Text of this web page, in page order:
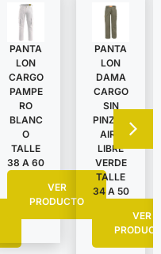
PANTA
LON
CARGO
PAMPE
RO
BLANC
O
TALLE
38 A 60
VER
PRODUCTO
PANTA
LON
DAMA
CARGO
SIN
PINZAS
AIRE
LIBRE
VERDE
TALLE
34 A 50
VER